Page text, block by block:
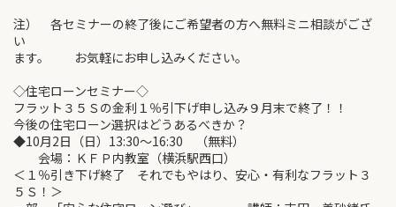
注） 各セミナーの終了後にご希望者の方へ無料ミニ相談がござ
い
ます。 お気軽にお申し込みください。
◇住宅ローンセミナー◇
フラット３５Ｓの金利１％引下げ申し込み９月末で終了！！
今後の住宅ローン選択はどうあるべきか？
◆10月2日（日）13:30～16:30 （無料）
会場：ＫＦＰ内教室（横浜駅西口）
＜１％引き下げ終了 それでもやはり、安心・有利なフラット３
５Ｓ！＞